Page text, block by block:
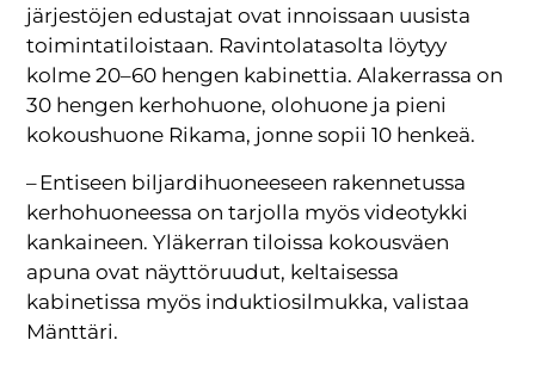
järjestöjen edustajat ovat innoissaan uusista
toimintatiloistaan. Ravintolatasolta löytyy
kolme 20–60 hengen kabinettia. Alakerrassa on
30 hengen kerhohuone, olohuone ja pieni
kokoushuone Rikama, jonne sopii 10 henkeä.
– Entiseen biljardihuoneeseen rakennetussa
kerhohuoneessa on tarjolla myös videotykki
kankaineen. Yläkerran tiloissa kokousväen
apuna ovat näyttöruudut, keltaisessa
kabinetissa myös induk­tio­silmukka, valistaa
Mänttäri.